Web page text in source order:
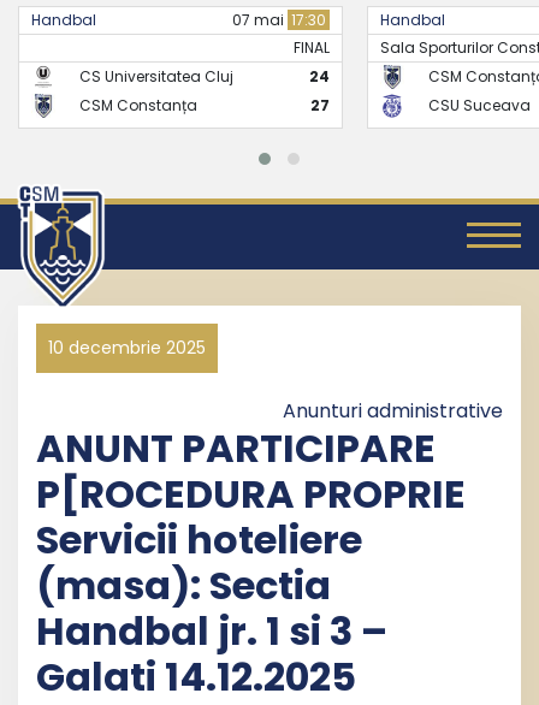
Handbal 21 mai 17:30
FINAL
CSM Constanța
26
CSU Suceava
24
Handbal
CS
CSM
10 decembrie 2025
Anunturi administrative
ANUNT PARTICIPARE
P[ROCEDURA PROPRIE
Servicii hoteliere
(masa): Sectia
Handbal jr. 1 si 3 –
Galati 14.12.2025